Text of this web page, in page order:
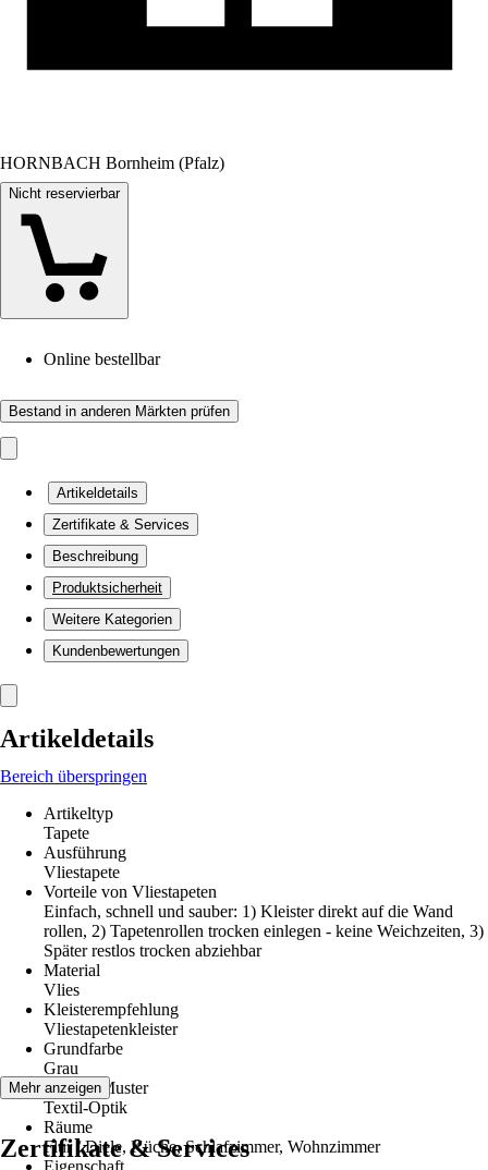
HORNBACH Bornheim (Pfalz)
Nicht reservierbar
Online bestellbar
Bestand in anderen Märkten prüfen
Artikeldetails
Zertifikate & Services
Beschreibung
Produktsicherheit
Weitere Kategorien
Kundenbewertungen
Artikeldetails
Bereich überspringen
Artikeltyp
Tapete
Ausführung
Vliestapete
Vorteile von Vliestapeten
Einfach, schnell und sauber: 1) Kleister direkt auf die Wand
rollen, 2) Tapetenrollen trocken einlegen - keine Weichzeiten, 3)
Später restlos trocken abziehbar
Material
Vlies
Kleisterempfehlung
Vliestapetenkleister
Grundfarbe
Grau
Dekor / Muster
Textil-Optik
Räume
Flur / Diele, Küche, Schlafzimmer, Wohnzimmer
Eigenschaft
Mehr anzeigen
Zertifikate & Services